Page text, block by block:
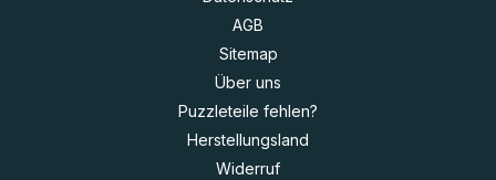
AGB
Sitemap
Über uns
Puzzleteile fehlen?
Herstellungsland
Widerruf